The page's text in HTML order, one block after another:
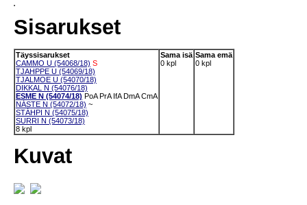
Sisarukset
Täyssisarukset
CAMMO U (54068/18) S
TJAHPPE U (54069/18)
TJALMOE U (54070/18)
DIKKAL N (54076/18)
ESME N (54074/18) PoA PrA IfA DmA CmA
NÁSTE N (54072/18) ~
STÁHPI N (54075/18)
SURRI N (54073/18)
8 kpl
Sama isä
0 kpl
Sama emä
0 kpl
Kuvat